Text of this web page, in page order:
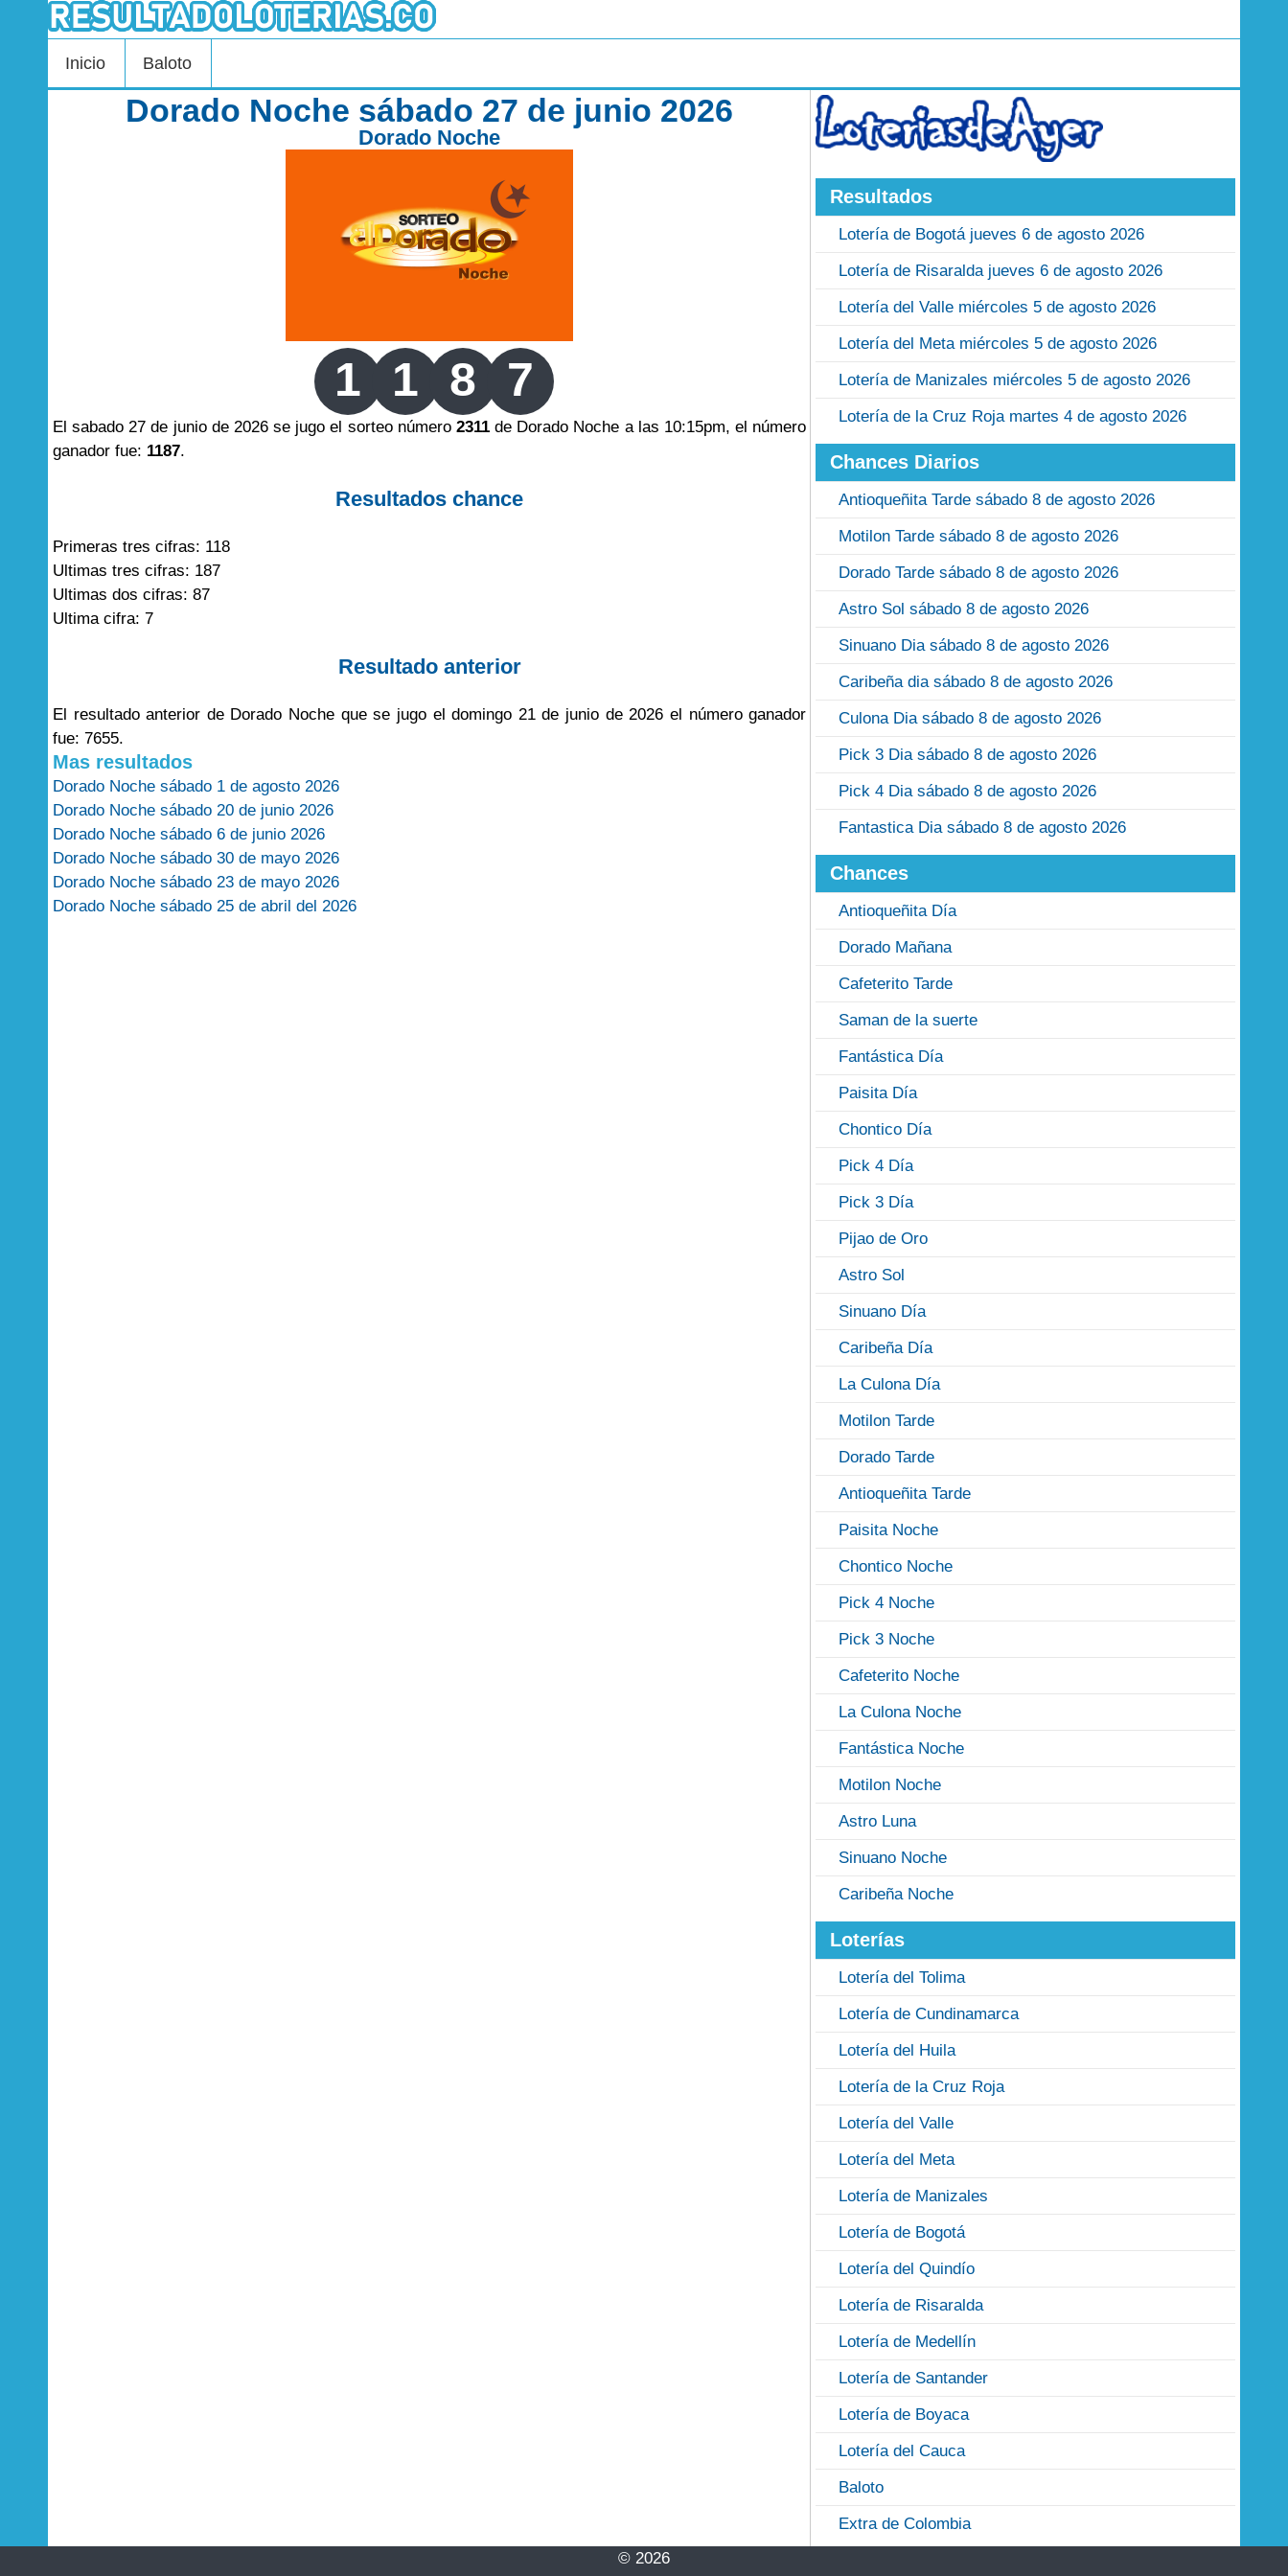
Inicio Baloto
Dorado Noche sábado 27 de junio 2026
Dorado Noche
1 1 8 7
El sabado 27 de junio de 2026 se jugo el sorteo número 2311de Dorado Noche a las 10:15pm, el número
ganador fue: 1187.
Resultados chance
Primeras tres cifras: 118
Ultimas tres cifras: 187
Ultimas dos cifras: 87
Ultima cifra: 7
Resultado anterior
El resultado anterior de Dorado Noche que se jugo el domingo 21 de junio de 2026 el número ganador
fue: 7655.
Mas resultados
Dorado Noche sábado 1 de agosto 2026
Dorado Noche sábado 20 de junio 2026
Dorado Noche sábado 6 de junio 2026
Dorado Noche sábado 30 de mayo 2026
Dorado Noche sábado 23 de mayo 2026
Dorado Noche sábado 25 de abril del 2026
Resultados
Lotería de Bogotá jueves 6 de agosto 2026
Lotería de Risaralda jueves 6 de agosto 2026
Lotería del Valle miércoles 5 de agosto 2026
Lotería del Meta miércoles 5 de agosto 2026
Lotería de Manizales miércoles 5 de agosto 2026
Lotería de la Cruz Roja martes 4 de agosto 2026
Chances Diarios
Antioqueñita Tarde sábado 8 de agosto 2026
Motilon Tarde sábado 8 de agosto 2026
Dorado Tarde sábado 8 de agosto 2026
Astro Sol sábado 8 de agosto 2026
Sinuano Dia sábado 8 de agosto 2026
Caribeña dia sábado 8 de agosto 2026
Culona Dia sábado 8 de agosto 2026
Pick 3 Dia sábado 8 de agosto 2026
Pick 4 Dia sábado 8 de agosto 2026
Fantastica Dia sábado 8 de agosto 2026
Chances
Antioqueñita Día
Dorado Mañana
Cafeterito Tarde
Saman de la suerte
Fantástica Día
Paisita Día
Chontico Día
Pick 4 Día
Pick 3 Día
Pijao de Oro
Astro Sol
Sinuano Día
Caribeña Día
La Culona Día
Motilon Tarde
Dorado Tarde
Antioqueñita Tarde
Paisita Noche
Chontico Noche
Pick 4 Noche
Pick 3 Noche
Cafeterito Noche
La Culona Noche
Fantástica Noche
Motilon Noche
Astro Luna
Sinuano Noche
Caribeña Noche
Loterías
Lotería del Tolima
Lotería de Cundinamarca
Lotería del Huila
Lotería de la Cruz Roja
Lotería del Valle
Lotería del Meta
Lotería de Manizales
Lotería de Bogotá
Lotería del Quindío
Lotería de Risaralda
Lotería de Medellín
Lotería de Santander
Lotería de Boyaca
Lotería del Cauca
Baloto
Extra de Colombia
© 2026